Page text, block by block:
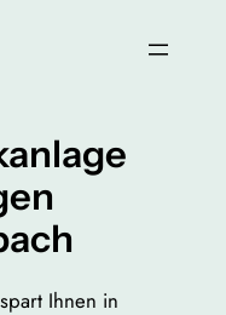
Ihnen in